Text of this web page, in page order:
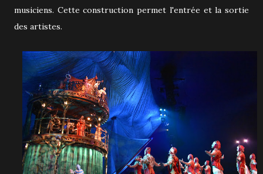
musiciens. Cette construction permet l'entrée et la sortie
des artistes.